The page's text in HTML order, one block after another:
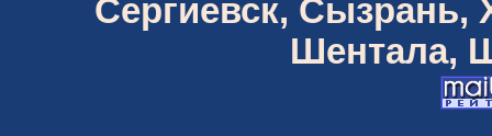
Сергиевск,
Шентала,